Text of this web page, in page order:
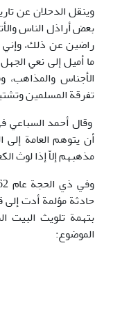
وينقل الدحلان عن
بعض أراذل الناس
راضين عن ذلك، وإني
ما أميل إلى نعي
الأجناس والمذاهب،
تفرقة المسلمين
وقال أحمد السباعي
أن يتوهم العامة
مذهبهم إلاّ إذا لوث
حادثة مؤلمة أدت إلی
بتهمة تلويث البيت
الموضوع: